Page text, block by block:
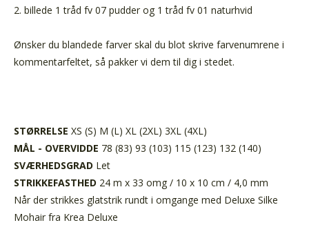
2. billede 1 tråd fv 07 pudder og 1 tråd fv 01 naturhvid
Ønsker du blandede farver skal du blot skrive farvenumrene i
kommentarfeltet, så pakker vi dem til dig i stedet.
STØRRELSE XS (S) M (L) XL (2XL) 3XL (4XL)
MÅL - OVERVIDDE 78 (83) 93 (103) 115 (123) 132 (140)
SVÆRHEDSGRAD Let
STRIKKEFASTHED 24 m x 33 omg / 10 x 10 cm / 4,0 mm
Når der strikkes glatstrik rundt i omgange med Deluxe Silke
Mohair fra Krea Deluxe